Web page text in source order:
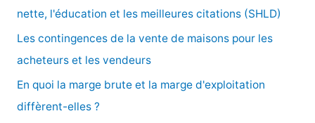
:
nette, l'éducation et les meilleures citations (SHLD)
Les contingences de la vente de maisons pour les
acheteurs et les vendeurs
En quoi la marge brute et la marge d'exploitation
diffèrent-elles ?